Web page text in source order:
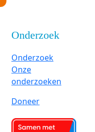
Onderzoek
Onderzoek
Onze
onderzoeken
Doneer